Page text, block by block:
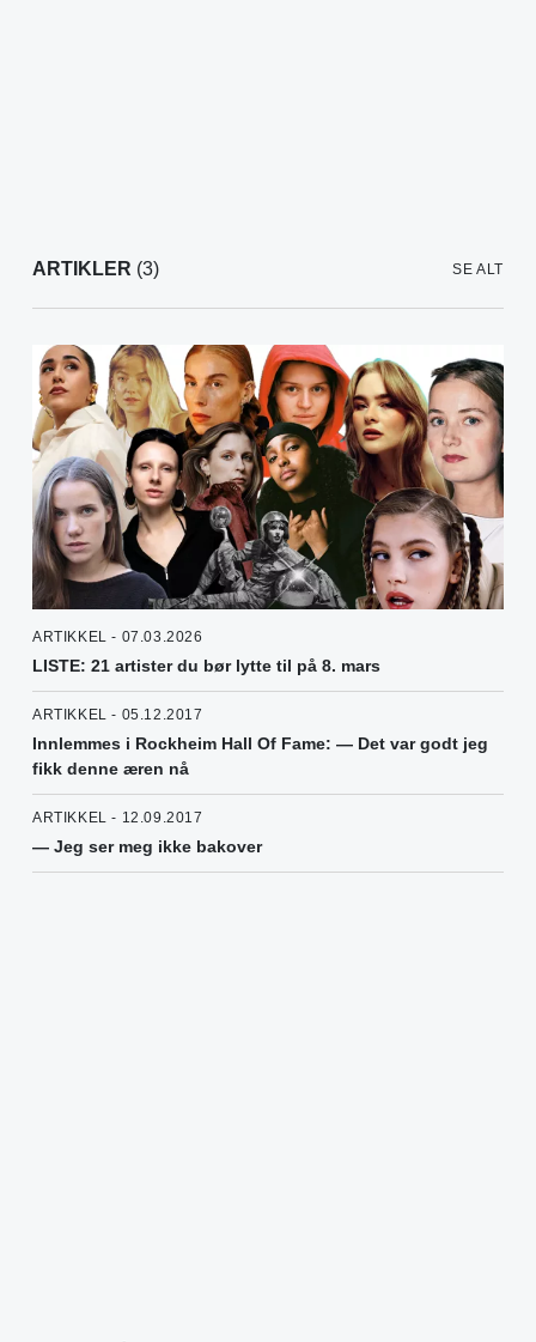
ARTIKLER (3) SE ALT
ARTIKKEL - 07.03.2026
LISTE: 21 artister du bør lytte til på 8. mars
ARTIKKEL - 05.12.2017
Innlemmes i Rockheim Hall Of Fame: — Det var godt jeg
fikk denne æren nå
ARTIKKEL - 12.09.2017
— Jeg ser meg ikke bakover